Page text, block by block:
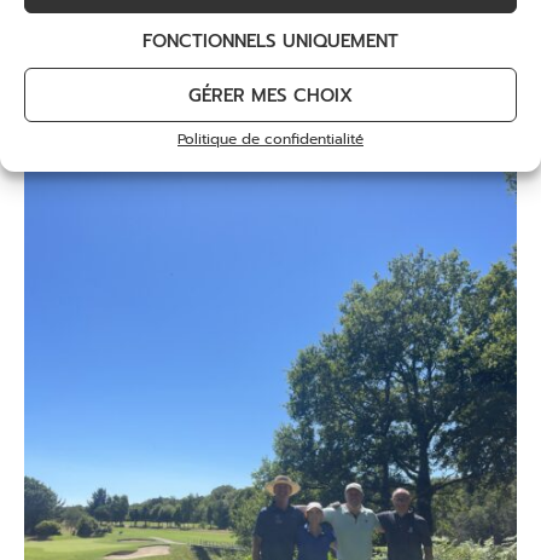
FONCTIONNELS UNIQUEMENT
GÉRER MES CHOIX
Politique de confidentialité